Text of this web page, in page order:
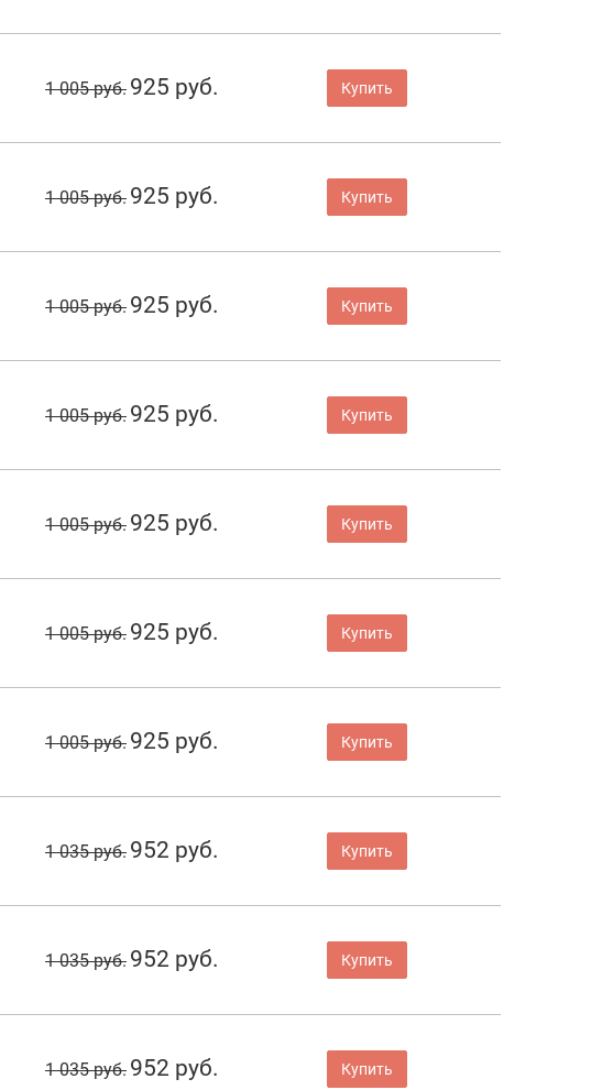
1 005 руб. 925 руб. Купить
1 005 руб. 925 руб. Купить
1 005 руб. 925 руб. Купить
1 005 руб. 925 руб. Купить
1 005 руб. 925 руб. Купить
1 005 руб. 925 руб. Купить
1 005 руб. 925 руб. Купить
1 035 руб. 952 руб. Купить
1 035 руб. 952 руб. Купить
1 035 руб. 952 руб. Купить